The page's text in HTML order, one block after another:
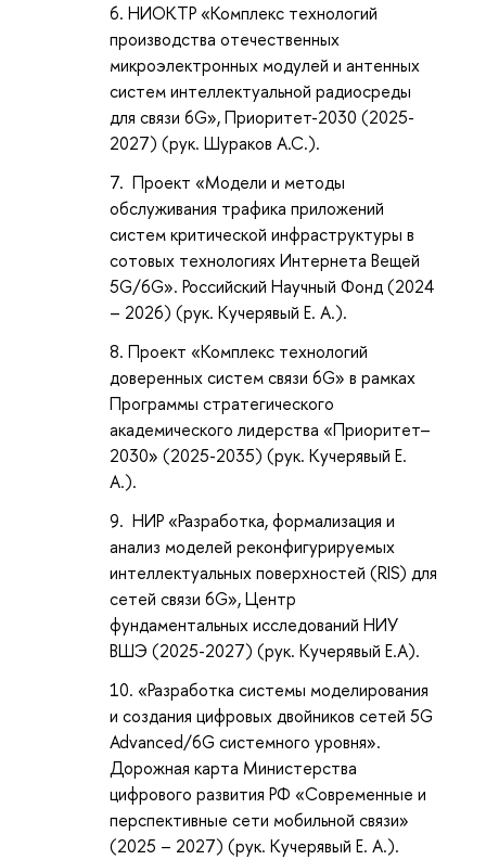
НИОКТР «Комплекс технологий
производства отечественных
микроэлектронных модулей и антенных
систем интеллектуальной радиосреды
для связи 6G», Приоритет-2030 (2025-
2027) (рук. Шураков А.С.).
Проект «Модели и методы
обслуживания трафика приложений
систем критической инфраструктуры в
сотовых технологиях Интернета Вещей
5G/6G». Российский Научный Фонд (2024
– 2026) (рук. Кучерявый Е. А.).
Проект «Комплекс технологий
доверенных систем связи 6G» в рамках
Программы стратегического
академического лидерства «Приоритет–
2030» (2025-2035) (рук. Кучерявый Е.
А.).
НИР «Разработка, формализация и
анализ моделей реконфигурируемых
интеллектуальных поверхностей (RIS) для
сетей связи 6G», Центр
фундаментальных исследований НИУ
ВШЭ (2025-2027) (рук. Кучерявый Е.А).
«Разработка системы моделирования
и создания цифровых двойников сетей 5G
Advanced/6G системного уровня».
Дорожная карта Министерства
цифрового развития РФ «Современные и
перспективные сети мобильной связи»
(2025 – 2027) (рук. Кучерявый Е. А.).